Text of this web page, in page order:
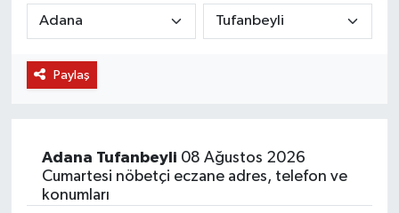
Paylaş
Adana Tufanbeyli 08 Ağustos 2026
Cumartesi nöbetçi eczane adres, telefon ve
konumları
YAŞAM